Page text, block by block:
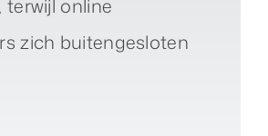
online
zich buitengesloten